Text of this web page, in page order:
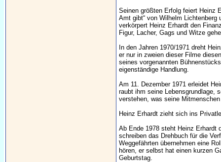
Seinen größten Erfolg feiert Heinz
Amt gibt“ von Wilhelm
verkörpert Heinz Erhardt den
Figur, Lacher, Gags und Witze
In den Jahren 1970/1971 dreht
er nur in zweien dieser Filme
seines vorgenannten
eigenständige Handlung.
Am 11. Dezember 1971 erleidet
raubt ihm seine Lebensgrundlage,
verstehen, was seine
Heinz Erhardt zieht sich ins
Ab Ende 1978 steht Heinz Erhardt
schreiben das Drehbuch für die
Weggefährten übernehmen eine
hören, er selbst hat einen kurzen
Geburtstag.